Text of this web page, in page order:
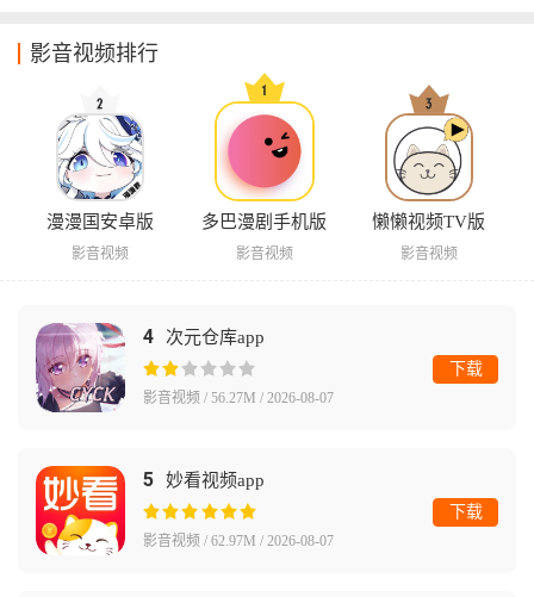
影音视频排行
漫漫国安卓版
影音视频
多巴漫剧手机版
影音视频
懒懒视频TV版
影音视频
4 次元仓库app
影音视频 / 56.27M / 2026-08-07
下载
5 妙看视频app
影音视频 / 62.97M / 2026-08-07
下载